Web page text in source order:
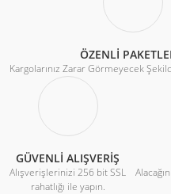
ÖZENLİ
Kargolarınız Zarar Görmeyecek
GÜVENLİ ALIŞVERİŞ
Alışverişlerinizi 256 bit SSL
rahatlığı ile yapın.